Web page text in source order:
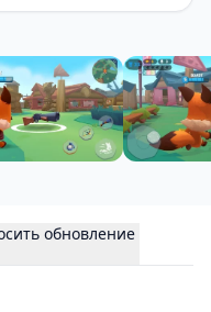
обновление